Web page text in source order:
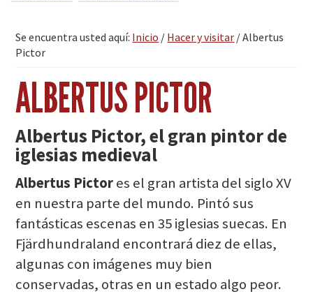
Se encuentra usted aquí: Inicio / Hacer y visitar /Albertus
Pictor
ALBERTUS PICTOR
Albertus Pictor, el gran pintor de
iglesias medieval
Albertus Pictores el gran artista del siglo XV
en nuestra parte del mundo. Pintó sus
fantásticas escenas en 35 iglesias suecas. En
Fjärdhundraland encontrará diez de ellas,
algunas con imágenes muy bien
conservadas, otras en un estado algo peor.